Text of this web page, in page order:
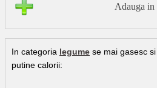
Adauga in
In categoria legume se mai gasesc
putine calorii: